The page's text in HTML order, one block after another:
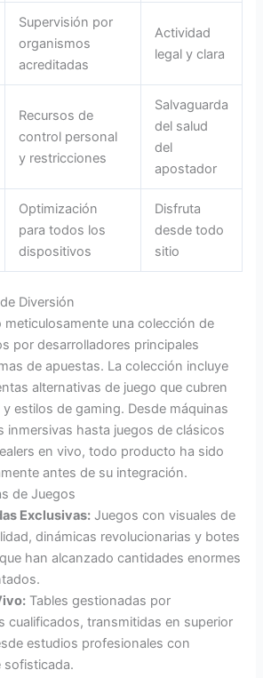
Supervisión por
organismos
acreditadas
Actividad
legal y clara
Recursos de
control personal
y restricciones
Salvaguarda
del salud
del
apostador
Optimización
para todos los
dispositivos
Disfruta
desde todo
sitio
Diversión
meticulosamente una colección de
por desarrolladores principales
de apuestas. La colección incluye
alternativas de juego que cubren
estilos de gaming. Desde máquinas
inmersivas hasta juegos de clásicos
en vivo, todo producto ha sido
antes de su integración.
de Juegos
Exclusivas: Juegos con visuales de
dinámicas revolucionarias y botes
han alcanzado cantidades enormes
Tables gestionadas por
cualificados, transmitidas en superior
estudios profesionales con
sofisticada.